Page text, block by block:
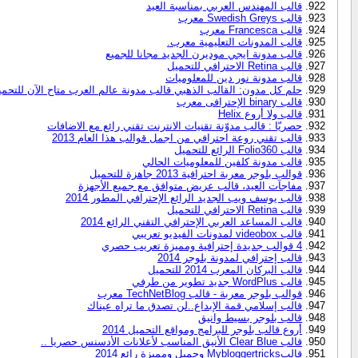
قالب المهندس العربي بمناسبة العيد
قالب Swedish Greys معرب
قالب Francesca معرب
قالب المدونات التعليمية معرب.
قالب مدونة ايجي موديرن الجديد مجانا للجميع
قالب Retina الاحترافي للتحميل
قالب مدونة نور دين للمعلوميات
حلم كل مدون: القالب الذهبي قالب مدونة عالم العرب متاح الآن
قالب binary الإحترافى معرب
قالب ولا أروع Helix
حصريّا : قالب مدوّنة تقنيات الانترنت تقني رائع مع الاضافات
قالب تقني روعة احترافي من اجمل قوالب هذا العام 2013
قالب Folio360 الرائع للتحميل
قالب مدونة كلفين للمعلوميات الحالي
قوالب بلوجر معربة احترافية 2013 جاهزة للتحميل
مفاجآت العيد، قالب عريض متوافق مع جميع الأجهزة
قالب يوسف ويب الجديد الرائع الإحترافي المطور 2014
قالب Retina الاحترافي للتحميل
قالب المساعد العربي الإحترافي التقني الرائع 2014
قالب videobox لمدونات الفيديو تعريبي
4 قوالب جديدة إحترافية ومميزة تعريب حصري
قالب إحترافي لمدونة بلوجر 2014
قالب البركان المعرب 2014 للتحميل
قالب WordPlus جديد تطوير من طرفي
قوالب بلوجر معربة - قالب TechNetBlog معرب
قالب إسلامي قمة الإبداع..لن تصدق ما تراه عيناك
قالب بلوجر بسيط وانيق
أروع قالب بلوجر للبرامج ومواقع التحميل 2014
قالب Clear Blue الأنيق المناسب لأعلانات الأدسنس حصريا ..
قالبMybloggertricks وجميل ومميزة رائع 2014